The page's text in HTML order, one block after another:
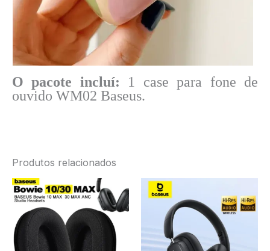
O pacote incluí: 1 case para fone de
ouvido WM02 Baseus.
Produtos relacionados